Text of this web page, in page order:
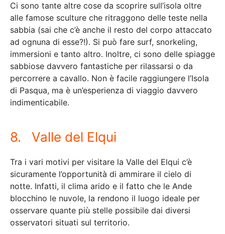
Ci sono tante altre cose da scoprire sull’isola oltre
alle famose sculture che ritraggono delle teste nella
sabbia (sai che c’è anche il resto del corpo attaccato
ad ognuna di esse?!). Si può fare surf, snorkeling,
immersioni e tanto altro. Inoltre, ci sono delle spiagge
sabbiose davvero fantastiche per rilassarsi o da
percorrere a cavallo. Non è facile raggiungere l’Isola
di Pasqua, ma è un’esperienza di viaggio davvero
indimenticabile.
8. Valle del Elqui
Tra i vari motivi per visitare la Valle del Elqui c’è
sicuramente l’opportunità di ammirare il cielo di
notte. Infatti, il clima arido e il fatto che le Ande
blocchino le nuvole, la rendono il luogo ideale per
osservare quante più stelle possibile dai diversi
osservatori situati sul territorio.